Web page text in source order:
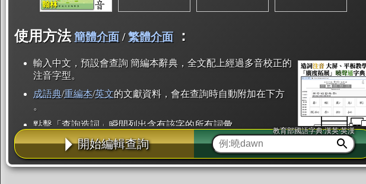
使用方法 簡體介面/繁體介面 ：
輸入中文，預設會查詢 簡編本辭典，全文配上經過多音校正的
注音字型。
成語典/重編本/英文的文獻資料，會在查詢時自動附加在下方
。
點擊「查詢造詞」瞬間列出含有該字的所有詞彙。
點「部首」瞬間列出所有「同部首字」。也支援查詢「同注音」或「同筆畫」。
辭典解釋的全文都經過自動斷詞，點擊便可瞬間「連續查詢」此字詞的解釋，不
用手動重複輸入。
開始編輯查詢
教育部國語字典·漢英·英漢